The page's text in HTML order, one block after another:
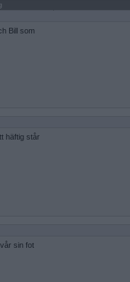
Bill som
häftig står
sin fot